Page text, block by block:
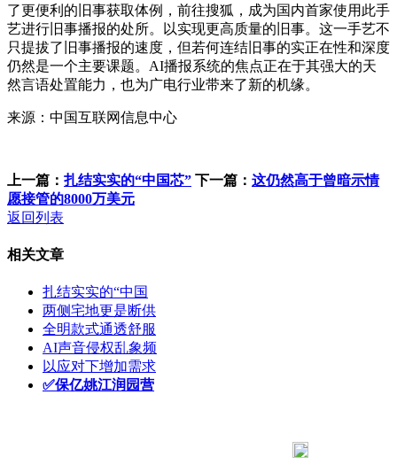
了更便利的旧事获取体例，前往搜狐，成为国内首家使用此手
艺进行旧事播报的处所。以实现更高质量的旧事。这一手艺不
只提拔了旧事播报的速度，但若何连结旧事的实正在性和深度
仍然是一个主要课题。AI播报系统的焦点正在于其强大的天
然言语处置能力，也为广电行业带来了新的机缘。
来源：中国互联网信息中心
上一篇： 扎结实实的“中国芯” 下一篇： 这仍然高于曾暗示情
愿接管的8000万美元
返回列表
相关文章
扎结实实的“中国
两侧宅地更是断供
全明款式通透舒服
AI声音侵权乱象频
以应对下增加需求
✅保亿姚江润园营